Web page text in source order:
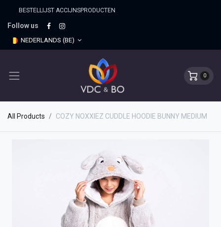
BESTELLIJST ACCIJNSPRO​DUCTEN
Follow us
NEDERLANDS (BE)
0
All Products COZY NOXXIEZ CUDDLE HOODIE BUNNY MEDIUM